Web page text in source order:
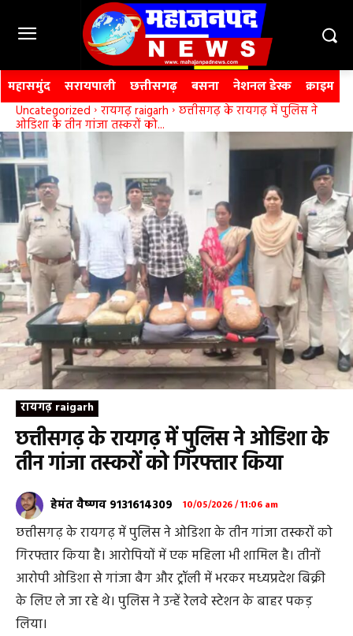
महासमुंद सरायपाली छत्तीसगढ़ बसना नेशनल डेस्क क्राइम
Uncategorized रायगढ़ raigarh छत्तीसगढ़ के रायगढ़ में पुलिस ने
ओडिशा के तीन गांजा तस्करों को...
रायगढ़ raigarh
छत्तीसगढ़ के रायगढ़ में पुलिस ने ओडिशा के
तीन गांजा तस्करों को गिरफ्तार किया
हेमंत वैष्णव 9131614309 10/05/2026 / 11:06 am
छत्तीसगढ़ के रायगढ़ में पुलिस ने ओडिशा के तीन गांजा तस्करों को
गिरफ्तार किया है। आरोपियों में एक महिला भी शामिल है। तीनों
आरोपी ओडिशा से गांजा बैग और ट्रॉली में भरकर मध्यप्रदेश बिक्री
के लिए ले जा रहे थे। पुलिस ने उन्हें रेलवे स्टेशन के बाहर पकड़
लिया।